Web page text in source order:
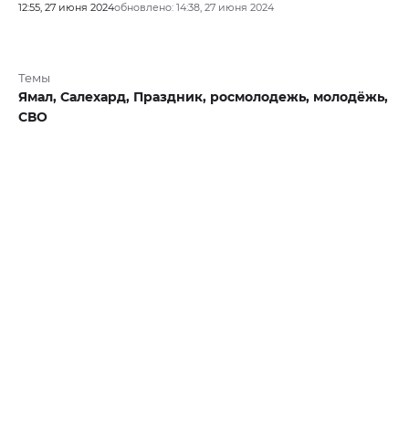
12:55, 27 июня 2024обновлено: 14:38, 27 июня 2024
Темы
Ямал, Салехард, Праздник, росмолодежь, молодёжь,
СВО